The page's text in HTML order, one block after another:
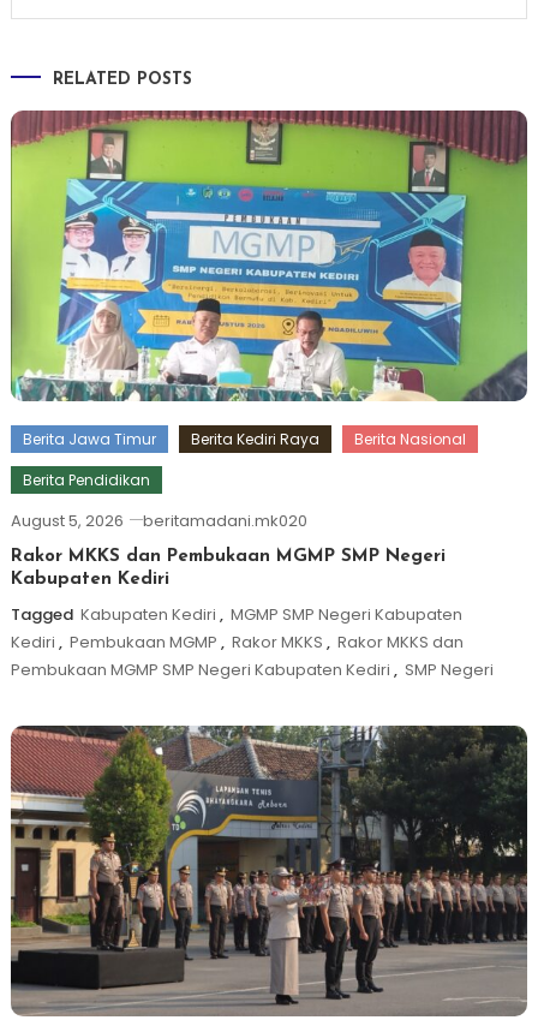
RELATED POSTS
Berita Jawa Timur Berita Kediri Raya
Berita Nasional
Berita Pendidikan
August 5, 2026 beritamadani.mk020
Rakor MKKS dan Pembukaan MGMP SMP Negeri
Kabupaten Kediri
Tagged Kabupaten Kediri , MGMP SMP Negeri Kabupaten
Kediri , Pembukaan MGMP , Rakor MKKS , Rakor MKKS dan
Pembukaan MGMP SMP Negeri Kabupaten Kediri , SMP Negeri